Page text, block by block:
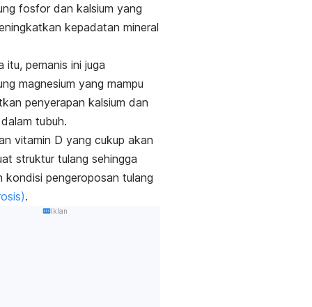
fosfor dan kalsium yang
kepadatan mineral
itu, pemanis ini juga
magnesium yang mampu
penyerapan kalsium dan
tubuh.
vitamin D yang cukup akan
struktur tulang sehingga
kondisi pengeroposan tulang
.
Iklan